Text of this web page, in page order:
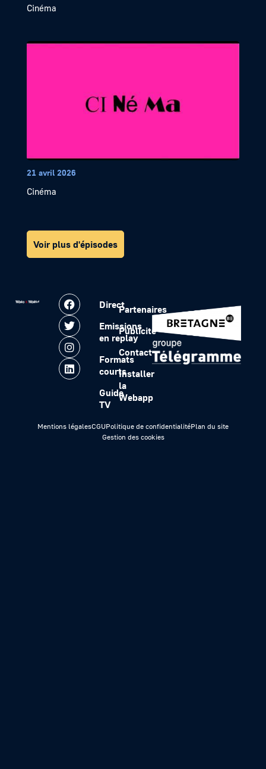
Cinéma
21 avril 2026
Cinéma
Voir plus d'épisodes
Direct
Emissions
en replay
Formats
courts
Guide
TV
Partenaires
Publicité
Contact
Installer
la
Webapp
Mentions légalesCGUPolitique de confidentialitéPlan du site
Gestion des cookies